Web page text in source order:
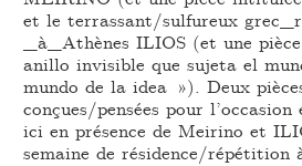
et le terrassant/sulfureux
_à_Athènes ILIOS (et une
anillo invisible que sujeta el
mundo de la idea »). Deux
conçues/pensées pour
ici en présence de Meirino et
semaine de résidence/répétition